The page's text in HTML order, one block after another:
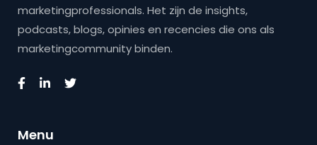
marketingprofessionals. Het zijn de insights,
podcasts, blogs, opinies en recencies die ons als
marketingcommunity binden.
Menu